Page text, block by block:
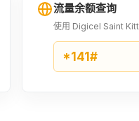
流量余额查询
使用 Digicel Saint
*141#